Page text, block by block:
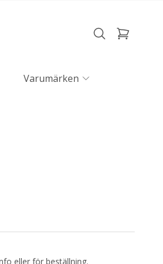
Varumärken
eller för beställning.